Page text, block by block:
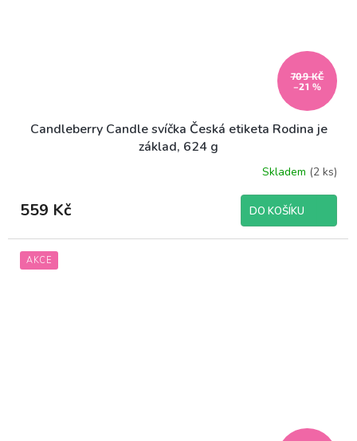
709 KČ
–21 %
Candleberry Candle svíčka Česká etiketa Rodina je
základ, 624 g
Skladem (2 ks)
559 Kč DO KOŠÍKU
AKCE